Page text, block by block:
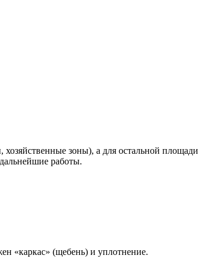
зоны), а для остальной площади
работы.
«каркас» (щебень) и уплотнение.